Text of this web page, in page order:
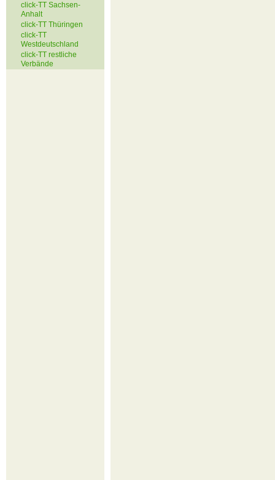
click-TT Sachsen-
Anhalt
click-TT Thüringen
click-TT
Westdeutschland
click-TT restliche
Verbände